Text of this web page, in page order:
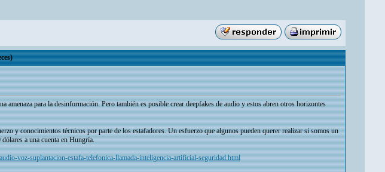
amenaza para la desinformación. Pero también es posible crear deepfakes de audio y estos abren otros horizontes
y conocimientos técnicos por parte de los estafadores. Un esfuerzo que algunos pueden querer realizar si somos un
a una cuenta en Hungría.
voz-suplantacion-estafa-telefonica-llamada-inteligencia-artificial-seguridad.html